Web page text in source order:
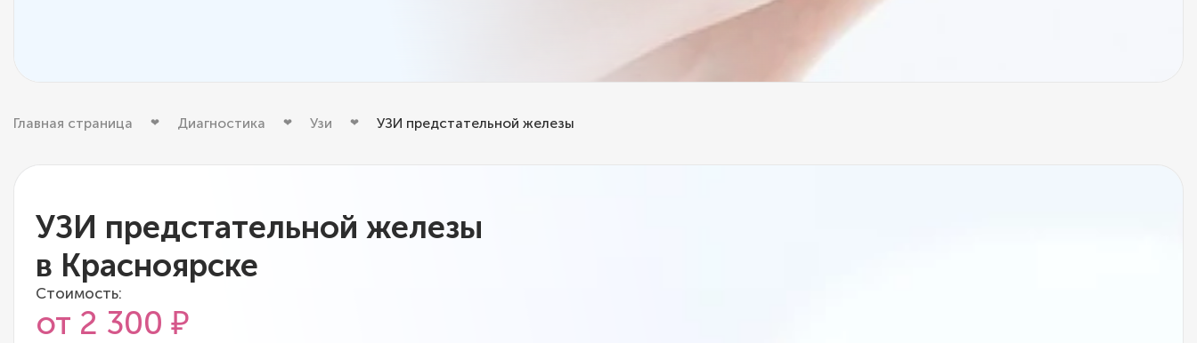
Главная страница Диагностика Узи УЗИ предстательной железы
УЗИ предстательной железы
в Красноярске
Стоимость:
от 2 300 ₽